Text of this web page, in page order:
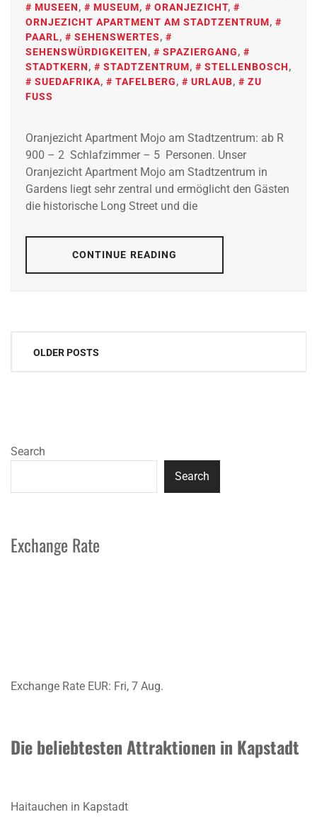
MUSEEN, MUSEUM, ORANJEZICHT,
ORNJEZICHT APARTMENT AM STADTZENTRUM,
PAARL, SEHENSWERTES,
SEHENSWÜRDIGKEITEN, SPAZIERGANG,
STADTKERN, STADTZENTRUM, STELLENBOSCH,
SUEDAFRIKA, TAFELBERG, URLAUB,
ZU
FUSS
Oranjezicht Apartment Mojo am Stadtzentrum: ab R
900 – 2 Schlafzimmer – 5 Personen. Unser
Oranjezicht Apartment Mojo am Stadtzentrum in
Gardens liegt sehr zentral und ermöglicht den Gästen
die historische Long Street und die
CONTINUE READING
PostsOLDER POSTS
Search
Search
Exchange Rate
Exchange Rate EUR: Fri, 7 Aug.
Die beliebtesten Attraktionen in Kapstadt
Haitauchen in Kapstadt